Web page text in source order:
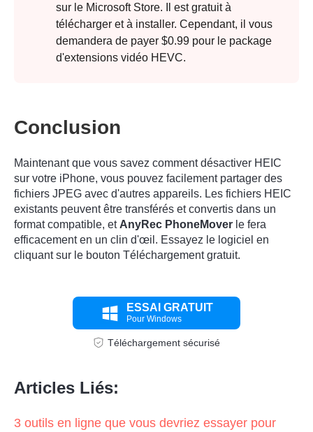
Étape 2.
sur le Microsoft Store. Il est gratuit à
télécharger et à installer. Cependant, il vous
demandera de payer $0.99 pour le package
d'extensions vidéo HEVC.
Conclusion
Maintenant que vous savez comment désactiver HEIC
sur votre iPhone, vous pouvez facilement partager des
fichiers JPEG avec d'autres appareils. Les fichiers HEIC
existants peuvent être transférés et convertis dans un
format compatible, et AnyRec PhoneMover le fera
efficacement en un clin d'œil. Essayez le logiciel en
cliquant sur le bouton Téléchargement gratuit.
ESSAI GRATUIT
Pour Windows
Téléchargement sécurisé
Articles Liés:
3 outils en ligne que vous devriez essayer pour